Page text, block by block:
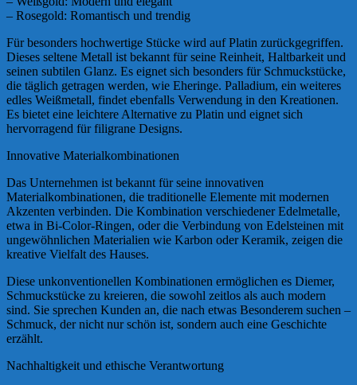
– Rosegold: Romantisch und trendig
Für besonders hochwertige Stücke wird auf Platin zurückgegriffen.
Dieses seltene Metall ist bekannt für seine Reinheit, Haltbarkeit und
seinen subtilen Glanz. Es eignet sich besonders für Schmuckstücke,
die täglich getragen werden, wie Eheringe. Palladium, ein weiteres
edles Weißmetall, findet ebenfalls Verwendung in den Kreationen.
Es bietet eine leichtere Alternative zu Platin und eignet sich
hervorragend für filigrane Designs.
Innovative Materialkombinationen
Das Unternehmen ist bekannt für seine innovativen
Materialkombinationen, die traditionelle Elemente mit modernen
Akzenten verbinden. Die Kombination verschiedener Edelmetalle,
etwa in Bi-Color-Ringen, oder die Verbindung von Edelsteinen mit
ungewöhnlichen Materialien wie Karbon oder Keramik, zeigen die
kreative Vielfalt des Hauses.
Diese unkonventionellen Kombinationen ermöglichen es Diemer,
Schmuckstücke zu kreieren, die sowohl zeitlos als auch modern
sind. Sie sprechen Kunden an, die nach etwas Besonderem suchen –
Schmuck, der nicht nur schön ist, sondern auch eine Geschichte
erzählt.
Nachhaltigkeit und ethische Verantwortung